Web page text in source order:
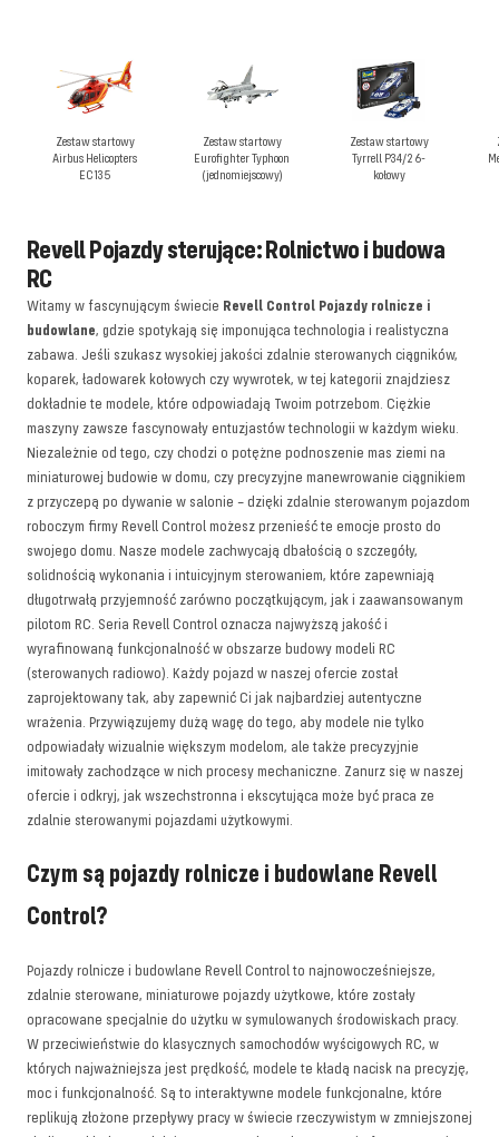
Zestaw startowy
Airbus Helicopters
EC135
Zestaw startowy
Eurofighter Typhoon
(jednomiejscowy)
Zestaw startowy
Tyrrell P34/2 6-
kołowy
Revell Pojazdy sterujące: Rolnictwo i budowa
RC
Witamy w fascynującym świecie Revell Control Pojazdy rolnicze i
budowlane, gdzie spotykają się imponująca technologia i realistyczna
zabawa. Jeśli szukasz wysokiej jakości zdalnie sterowanych ciągników,
koparek, ładowarek kołowych czy wywrotek, w tej kategorii znajdziesz
dokładnie te modele, które odpowiadają Twoim potrzebom. Ciężkie
maszyny zawsze fascynowały entuzjastów technologii w każdym wieku.
Niezależnie od tego, czy chodzi o potężne podnoszenie mas ziemi na
miniaturowej budowie w domu, czy precyzyjne manewrowanie ciągnikiem
z przyczepą po dywanie w salonie – dzięki zdalnie sterowanym pojazdom
roboczym firmy Revell Control możesz przenieść te emocje prosto do
swojego domu. Nasze modele zachwycają dbałością o szczegóły,
solidnością wykonania i intuicyjnym sterowaniem, które zapewniają
długotrwałą przyjemność zarówno początkującym, jak i zaawansowanym
pilotom RC. Seria Revell Control oznacza najwyższą jakość i
wyrafinowaną funkcjonalność w obszarze budowy modeli RC
(sterowanych radiowo). Każdy pojazd w naszej ofercie został
zaprojektowany tak, aby zapewnić Ci jak najbardziej autentyczne
wrażenia. Przywiązujemy dużą wagę do tego, aby modele nie tylko
odpowiadały wizualnie większym modelom, ale także precyzyjnie
imitowały zachodzące w nich procesy mechaniczne. Zanurz się w naszej
ofercie i odkryj, jak wszechstronna i ekscytująca może być praca ze
zdalnie sterowanymi pojazdami użytkowymi.
Czym są pojazdy rolnicze i budowlane Revell
Control?
Pojazdy rolnicze i budowlane Revell Control to najnowocześniejsze,
zdalnie sterowane, miniaturowe pojazdy użytkowe, które zostały
opracowane specjalnie do użytku w symulowanych środowiskach pracy.
W przeciwieństwie do klasycznych samochodów wyścigowych RC, w
których najważniejsza jest prędkość, modele te kładą nacisk na precyzję,
moc i funkcjonalność. Są to interaktywne modele funkcjonalne, które
replikują złożone przepływy pracy w świecie rzeczywistym w zmniejszonej